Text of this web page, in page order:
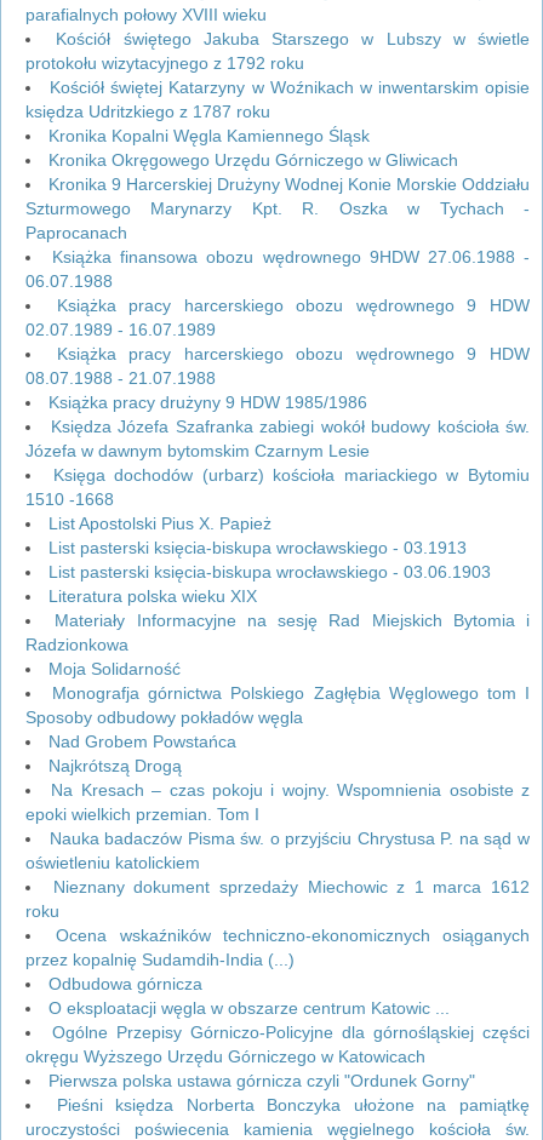
parafialnych połowy XVIII wieku
Kościół świętego Jakuba Starszego w Lubszy w świetle
protokołu wizytacyjnego z 1792 roku
Kościół świętej Katarzyny w Woźnikach w inwentarskim opisie
księdza Udritzkiego z 1787 roku
Kronika Kopalni Węgla Kamiennego Śląsk
Kronika Okręgowego Urzędu Górniczego w Gliwicach
Kronika 9 Harcerskiej Drużyny Wodnej Konie Morskie Oddziału
Szturmowego Marynarzy Kpt. R. Oszka w Tychach -
Paprocanach
Książka finansowa obozu wędrownego 9HDW 27.06.1988 -
06.07.1988
Książka pracy harcerskiego obozu wędrownego 9 HDW
02.07.1989 - 16.07.1989
Książka pracy harcerskiego obozu wędrownego 9 HDW
08.07.1988 - 21.07.1988
Książka pracy drużyny 9 HDW 1985/1986
Księdza Józefa Szafranka zabiegi wokół budowy kościoła św.
Józefa w dawnym bytomskim Czarnym Lesie
Księga dochodów (urbarz) kościoła mariackiego w Bytomiu
1510 -1668
List Apostolski Pius X. Papież
List pasterski księcia-biskupa wrocławskiego - 03.1913
List pasterski księcia-biskupa wrocławskiego - 03.06.1903
Literatura polska wieku XIX
Materiały Informacyjne na sesję Rad Miejskich Bytomia i
Radzionkowa
Moja Solidarność
Monografja górnictwa Polskiego Zagłębia Węglowego tom I
Sposoby odbudowy pokładów węgla
Nad Grobem Powstańca
Najkrótszą Drogą
Na Kresach – czas pokoju i wojny. Wspomnienia osobiste z
epoki wielkich przemian. Tom I
Nauka badaczów Pisma św. o przyjściu Chrystusa P. na sąd w
oświetleniu katolickiem
Nieznany dokument sprzedaży Miechowic z 1 marca 1612
roku
Ocena wskaźników techniczno-ekonomicznych osiąganych
przez kopalnię Sudamdih-India (...)
Odbudowa górnicza
O eksploatacji węgla w obszarze centrum Katowic ...
Ogólne Przepisy Górniczo-Policyjne dla górnośląskiej części
okręgu Wyższego Urzędu Górniczego w Katowicach
Pierwsza polska ustawa górnicza czyli "Ordunek Gorny"
Pieśni księdza Norberta Bonczyka ułożone na pamiątkę
uroczystości poświecenia kamienia węgielnego kościoła św.